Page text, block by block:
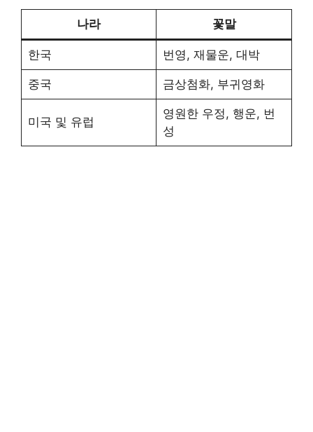
나라 꽃말
한국 번영, 재물운, 대박
중국 금상첨화, 부귀영화
미국 및 유럽
영원한 우정, 행운, 번
성